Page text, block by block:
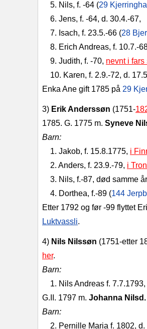
5. Nils, f. ‑64 (29
6. Jens, f. ‑64, d. 30.4.‑67,
7. Isach, f. 23.5.‑66 (28
8. Erich Andreas, f.
9. Judith, f. ‑70, nevnt i
10. Karen, f. 2.9.‑72, d.
Enka Ane gift 1785 på 29
3) Erik Anderssøn (1751‑
1785. G. 1775 m. Syneve
Barn:
1. Jakob, f. 15.8.1775, i
2. Anders, f. 23.9.‑79, i
3. Nils, f.‑87, død samme
4. Dorthea, f.‑89 (144
Etter 1792 og før ‑99 flyttet
Luktvassli.
4) Nils Nilssøn (1751‑etter
her.
Barn:
1. Nils Andreas f. 7.7.1793,
G.II. 1797 m. Johanna
Barn:
2. Pernille Maria f. 1802, d.